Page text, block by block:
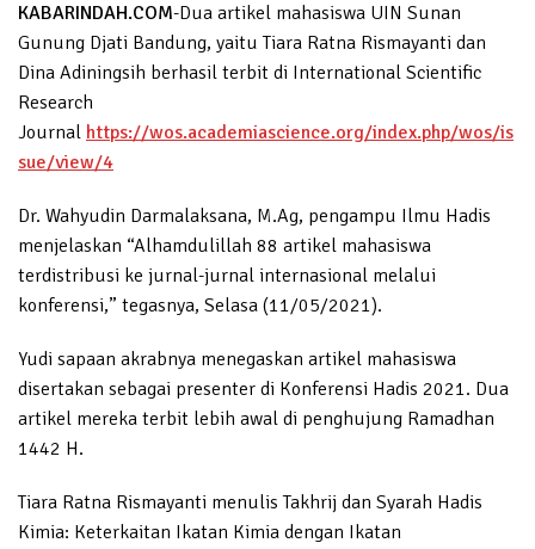
KABARINDAH.COM-Dua artikel mahasiswa UIN Sunan
Gunung Djati Bandung, yaitu Tiara Ratna Rismayanti dan
Dina Adiningsih berhasil terbit di International Scientific
Research
Journal https://wos.academiascience.org/index.php/wos/is
sue/view/4
Dr. Wahyudin Darmalaksana, M.Ag, pengampu Ilmu Hadis
menjelaskan “Alhamdulillah 88 artikel mahasiswa
terdistribusi ke jurnal-jurnal internasional melalui
konferensi,” tegasnya, Selasa (11/05/2021).
Yudi sapaan akrabnya menegaskan artikel mahasiswa
disertakan sebagai presenter di Konferensi Hadis 2021. Dua
artikel mereka terbit lebih awal di penghujung Ramadhan
1442 H.
Tiara Ratna Rismayanti menulis Takhrij dan Syarah Hadis
Kimia: Keterkaitan Ikatan Kimia dengan Ikatan